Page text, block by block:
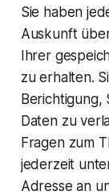
Sie haben
Auskunft
Ihrer
zu erhalten.
Berichtigung,
Daten zu
Fragen zum
jederzeit
Adresse an